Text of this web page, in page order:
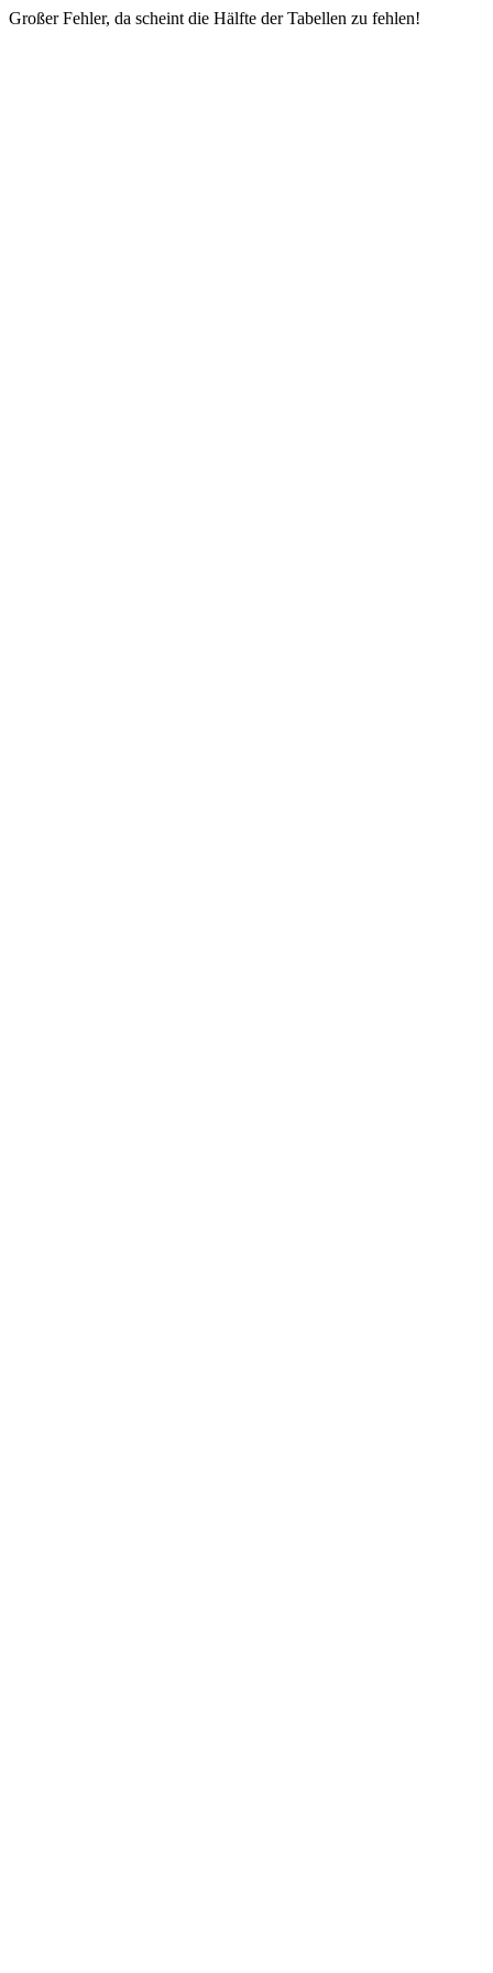
Großer Fehler, da scheint die Hälfte der Tabellen zu fehlen!